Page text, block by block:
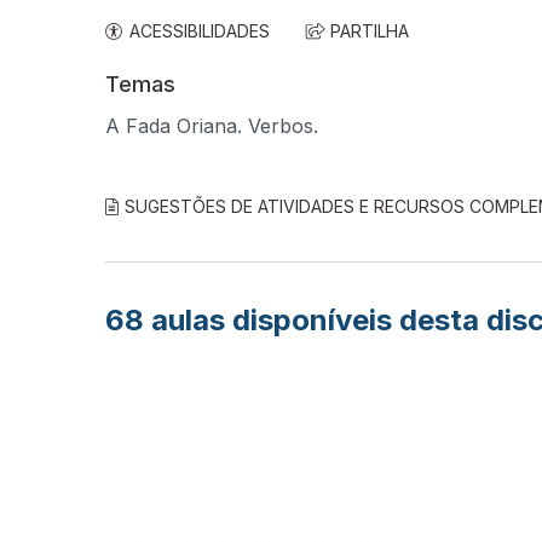
ACESSIBILIDADES PARTILHA
Temas
A Fada Oriana. Verbos.
SUGESTÕES DE ATIVIDADES E RECURSOS
68 aulas disponíveis desta